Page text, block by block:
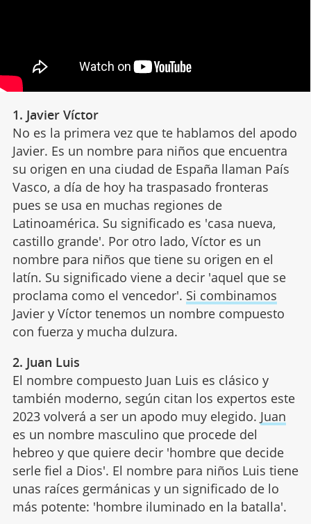
1. Javier Víctor
No es la primera vez que te hablamos del apodo
Javier. Es un nombre para niños que encuentra
su origen en una ciudad de España llaman País
Vasco, a día de hoy ha traspasado fronteras
pues se usa en muchas regiones de
Latinoamérica. Su significado es 'casa nueva,
castillo grande'. Por otro lado, Víctor es un
nombre para niños que tiene su origen en el
latín. Su significado viene a decir 'aquel que se
proclama como el vencedor'. Si combinamos
Javier y Víctor tenemos un nombre compuesto
con fuerza y mucha dulzura.
2. Juan Luis
El nombre compuesto Juan Luis es clásico y
también moderno, según citan los expertos este
2023 volverá a ser un apodo muy elegido. Juan
es un nombre masculino que procede del
hebreo y que quiere decir 'hombre que decide
serle fiel a Dios'. El nombre para niños Luis tiene
unas raíces germánicas y un significado de lo
más potente: 'hombre iluminado en la batalla'.